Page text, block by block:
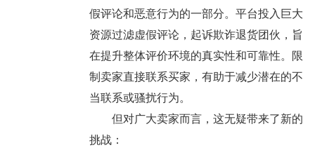
假评论和恶意行为的一部分。平台投入巨大
资源过滤虚假评论，起诉欺诈退货团伙，旨
在提升整体评价环境的真实性和可靠性。限
制卖家直接联系买家，有助于减少潜在的不
当联系或骚扰行为。
但对广大卖家而言，这无疑带来了新的
挑战：